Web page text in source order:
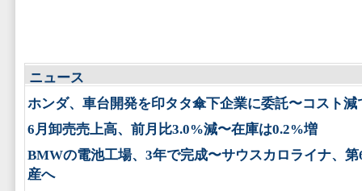
ニュース
ホンダ、車台開発を印タタ傘下企業に委託〜コスト減
6月卸売売上高、前月比3.0%減〜在庫は0.2%増
BMWの電池工場、3年で完成〜サウスカロライナ、第
産へ